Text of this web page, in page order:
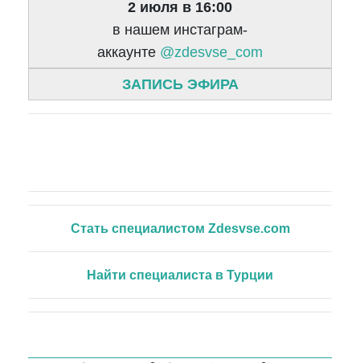
2 июля в 16:00
в нашем инстаграм-
аккаунте @zdesvse_com
ЗАПИСЬ ЭФИРА
Стать специалистом Zdesvse.com
Найти специалиста в Турции